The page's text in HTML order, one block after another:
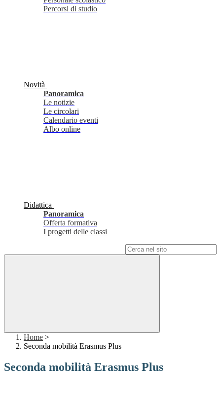
Percorsi di studio
Novità
Panoramica
Le notizie
Le circolari
Calendario eventi
Albo online
Didattica
Panoramica
Offerta formativa
I progetti delle classi
Home >
Seconda mobilità Erasmus Plus
Seconda mobilità Erasmus Plus